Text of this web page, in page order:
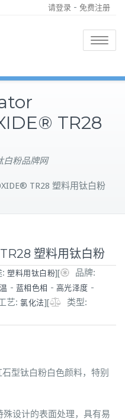
请登录 - 免费注册
Toggle
TR28
白粉品牌网
TR28 塑料用钛白粉
塑料用钛白粉
: 塑料用钛白粉][ 品牌:
- 蓝相色相 - 高光泽度 -
艺: 氯化法][ 类型:
型钛白粉白色颜料，特别
设计的表面处理，具有易